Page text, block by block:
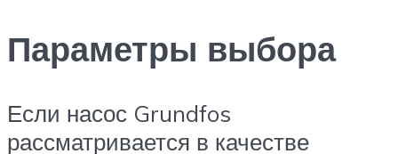
Параметры выбора
Если насос Grundfos
рассматривается в качестве